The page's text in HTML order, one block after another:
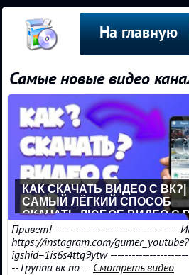
На главную
Самые новые видео
КАК СКАЧАТЬ ВИДЕО С ВК?|
САМЫЙ ЛЁГКИЙ СПОСОБ
СКАЧАТЬ ЛЮБОЕ ВИДЕО С
НОВЫЙ СПОСОБ 2020 ГОДА
Привет! -----------------------------------
https://instagram.com/gumer_youtube?
igshid=1is6s4ttq9ytw
-- Группа вк по .... Смотреть видео